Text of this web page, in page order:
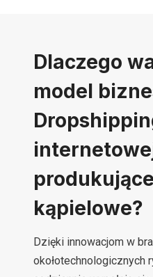
Dlaczego
model
kąpielowe?
Dzięki innowacjom w
okołotechnologicznych